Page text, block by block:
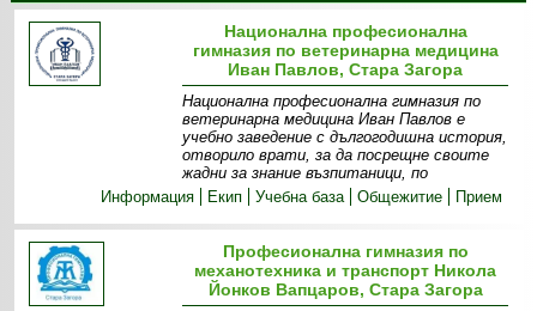
Национална професионална
гимназия по ветеринарна медицина
Иван Павлов, Стара Загора
Национална професионална гимназия по
ветеринарна медицина Иван Павлов е
учебно заведение с дългогодишна история,
отворило врати, за да посрещне своите
жадни за знание възпитаници, по
Информация
Екип Учебна база Общежитие Прием
Професионална гимназия по
механотехника и транспорт Никола
Йонков Вапцаров, Стара Загора